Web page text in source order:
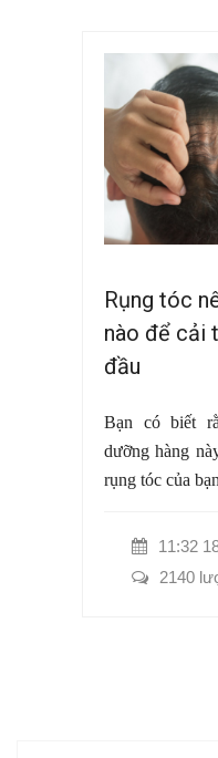
Rụng tóc
nào để cải
đầu
Bạn có biết
dưỡng hàng
rụng tóc của
11:32
2140